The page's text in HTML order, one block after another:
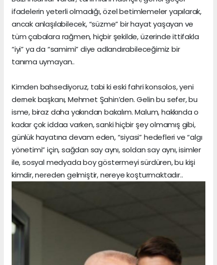
ifadelerin yeterli olmadığı, özel betimlemeler yapılarak,
ancak anlaşılabilecek, “süzme” bir hayat yaşayan ve
tüm çabalara rağmen, hiçbir şekilde, üzerinde ittifakla
“iyi” ya da “samimi” diye adlandırabileceğimiz bir
tanıma uymayan..
Kimden bahsediyoruz, tabi ki eski fahri konsolos, yeni
dernek başkanı, Mehmet Şahin’den. Gelin bu sefer, bu
isme, biraz daha yakından bakalım. Malum, hakkında o
kadar çok iddaa varken, sanki hiçbir şey olmamış gibi,
günlük hayatına devam eden, “siyasi” hedefleri ve “algı
yönetimi” için, sağdan say aynı, soldan say aynı, isimler
ile, sosyal medyada boy göstermeyi sürdüren, bu kişi
kimdir, nereden gelmiştir, nereye koşturmaktadır..